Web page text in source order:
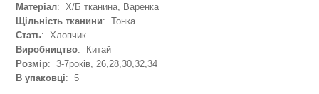
Матеріал: Х/Б тканина, Варенка
Щільність тканини: Тонка
Стать: Хлопчик
Виробництво: Китай
Розмір: 3-7років, 26,28,30,32,34
В упаковці: 5